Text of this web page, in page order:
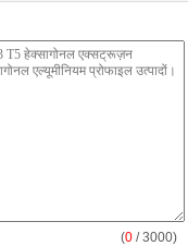
(0 / 3000)